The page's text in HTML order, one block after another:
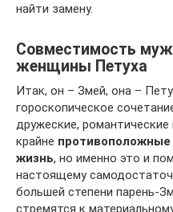
найти замену.
Совместимость
женщины Петуха
Итак, он – Змей, она –
гороскопическое
дружеские,
крайне
жизнь, но именно это и
настоящему
большей степени парень-
стремятся к